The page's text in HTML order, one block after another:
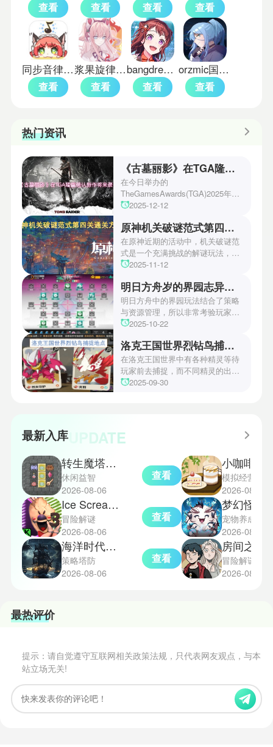
查看 查看 查看 查看
同步音律喵赛克
查看
浆果旋律音游
查看
bangdream国际服
查看
orzmic国际版
查看
热门资讯
《古墓丽影》在TGA隆重确认新作将来袭！
在今日举办的
TheGamesAwards(TGA)2025年度
游戏颁奖典礼中，古墓丽影系列公
场资讯让众多玩家们都非常期待！
本次官方也宣布游戏将于2027年登
陆PS5、Xbox以及PC平台！有兴
趣的玩家们可以继续留守鲶鱼网！
2025-12-12
原神机关破谜范式第四关通关方法
在原神近期的活动中，机关破谜范
式是一个充满挑战的解谜玩法，其
中第四关是许多玩家遇到困难的地
机关破谜范式第四关通关方法，助
玩家们能够顺利通关！有兴趣的玩
家们快来一起看看吧！
2025-11-12
明日方舟岁的界园志异攻略
明日方舟中的界园玩法结合了策略
与资源管理，所以非常考验玩家的
操作和规划能力。游戏里拥有先
丰富多样的角色体系足以满足不同
战术需求。电表倒转是界园中的核
心挑战之一，玩家需合理利用通宝
和特殊钱币进行资源转换。明日方
乐趣和探索深度，丰富了玩家的游
2025-10-22
洛克王国世界烈钻鸟捕捉地点
在洛克王国世界中有各种精灵等待
玩家前去捕捉，而不同精灵的出现
地点和捕捉方式也各不相同。有少
2025-09-30
最新入库UPDATE
转生魔塔中文版
休闲益智
2026-08-06
查看
Ice Scream3中文版
冒险解谜
2026-08-06
查看
海洋时代单机版
策略塔防
2026-08-06
查看
模拟经营
2026-08-06
宠物养成
2026-08-06
冒险解谜
2026-08-06
最热评价
提示：请自觉遵守互联网相关政策法规，只代表网友观点，与本
站立场无关!